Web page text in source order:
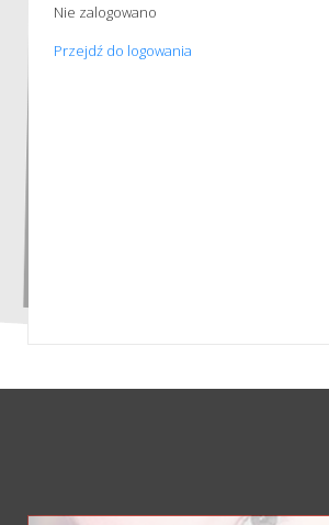
Nie zalogowano
Przejdź do logowania